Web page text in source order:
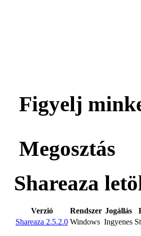
Figyelj
Megosztás
Shareaza
Verzió Rendszer Jogállás
Shareaza 2.5.2.0 Windows Ingyenes